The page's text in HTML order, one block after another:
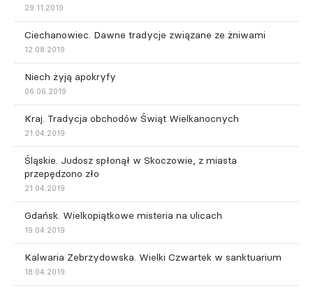
29.11.2019
Ciechanowiec. Dawne tradycje związane ze żniwami
12.08.2019
Niech żyją apokryfy
06.06.2019
Kraj. Tradycja obchodów Świąt Wielkanocnych
21.04.2019
Śląskie. Judosz spłonął w Skoczowie, z miasta
przepędzono zło
21.04.2019
Gdańsk. Wielkopiątkowe misteria na ulicach
19.04.2019
Kalwaria Zebrzydowska. Wielki Czwartek w sanktuarium
18.04.2019